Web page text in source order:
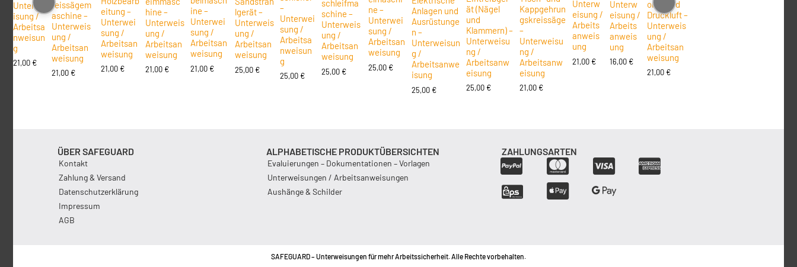
Unterwe
isung /
Arbeitsa
nweisun
g
21,00 €
reissägem
aschine –
Unterweis
ung /
Arbeitsan
weisung
21,00 €
eitung –
Unterwei
sung /
Arbeitsan
weisung
21,00 €
hine –
Unterweis
ung /
Arbeitsan
weisung
21,00 €
ine –
Unterwei
sung /
Arbeitsan
weisung
21,00 €
lgerät –
Unterweis
ung /
Arbeitsan
weisung
25,00 €
–
Unterwei
sung /
Arbeitsa
nweisun
g
25,00 €
schleifma
schine –
Unterweis
ung /
Arbeitsan
weisung
25,00 €
ne –
Unterwei
sung /
Arbeitsan
weisung
25,00 €
Anlagen und
Ausrüstunge
n –
Unterweisun
g /
Arbeitsanwe
isung
25,00 €
ät (Nägel
und
Klammern) –
Unterweisu
ng /
Arbeitsanw
eisung
25,00 €
Kappgehrun
gskreissäge
–
Unterweisu
ng /
Arbeitsanw
eisung
21,00 €
Unterw
eisung /
Arbeits
anweis
ung
21,00 €
Unterw
eisung /
Arbeits
anweis
ung
16,00 €
oren und
Druckluft –
Unterweis
ung /
Arbeitsan
weisung
21,00 €
ÜBER SAFEGUARD
Kontakt
Zahlung & Versand
Datenschutzerklärung
Impressum
AGB
ALPHABETISCHE PRODUKTÜBERSICHTEN
Evaluierungen – Dokumentationen – Vorlagen
Unterweisungen / Arbeitsanweisungen
Aushänge & Schilder
ZAHLUNGSARTEN
SAFEGUARD – Unterweisungen für mehr Arbeitssicherheit. Alle Rechte vorbehalten.